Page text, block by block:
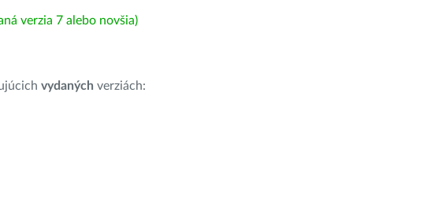
verzia 7 alebo novšia)
vydaných verziách: